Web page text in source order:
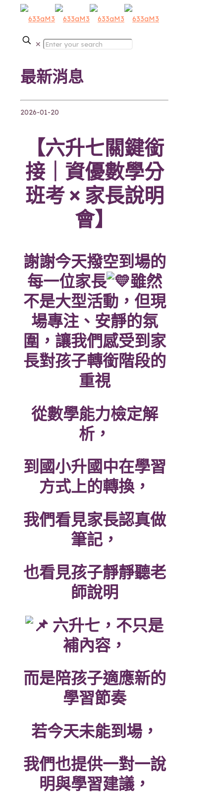
✕
最新消息
2026-01-20
【六升七關鍵銜
接｜資優數學分
班考 × 家長說明
會】
謝謝今天撥空到場的
每一位家長
雖然
不是大型活動，但現
場專注、安靜的氛
圍，讓我們感受到家
長對孩子轉銜階段的
重視
從數學能力檢定解
析，
到國小升國中在學習
方式上的轉換，
我們看見家長認真做
筆記，
也看見孩子靜靜聽老
師說明
六升七，不只是
補內容，
而是陪孩子適應新的
學習節奏
若今天未能到場，
我們也提供一對一說
明與學習建議，